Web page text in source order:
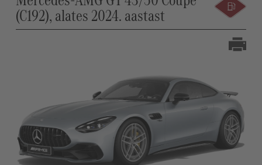
(C192), alates 2024. aastast